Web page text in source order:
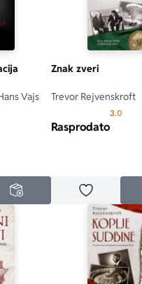
Vajs
NEDOSTUPNO
Znak zveri
Trevor Rejvenskroft
3.0
Rasprodato
Dodaj u